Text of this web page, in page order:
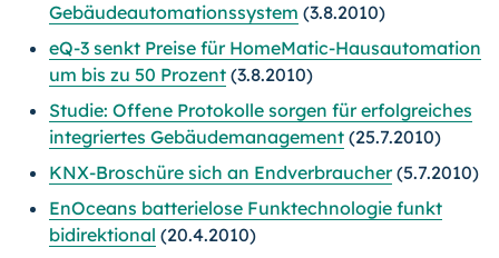
Gebäudeautomationssystem (3.8.2010)
eQ-3 senkt Preise für HomeMatic-Hausautomation
um bis zu 50 Prozent (3.8.2010)
Studie: Offene Protokolle sorgen für erfolgreiches
integriertes Gebäudemanagement (25.7.2010)
KNX-Broschüre sich an Endverbraucher(5.7.2010)
EnOceans batterielose Funktechnologie funkt
bidirektional (20.4.2010)